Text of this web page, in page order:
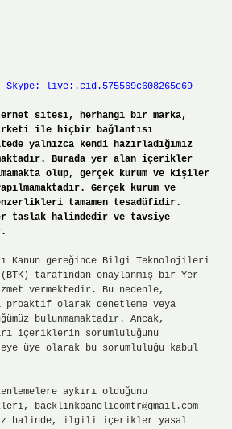
Skype: live:.cid.575569c608265c69
sitesi, herhangi bir marka,
ile hiçbir bağlantısı
yalnızca kendi hazırladığımız
Burada yer alan içerikler
olup, gerçek kurum ve kişiler
Gerçek kurum ve
tamamen tesadüfidir.
taslak halindedir ve tavsiye
Kanun gereğince Bilgi Teknolojileri
tarafından onaylanmış bir Yer
vermektedir. Bu nedenle,
olarak denetleme veya
bulunmamaktadır. Ancak,
içeriklerin sorumluluğunu
üye olarak bu sorumluluğu kabul
aykırı olduğunu
backlinkpanelicomtr@gmail.com
halinde, ilgili içerikler yasal